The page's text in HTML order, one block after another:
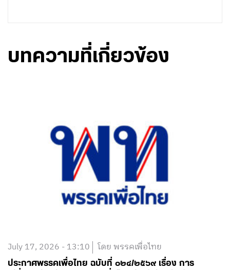
บทความที่เกี่ยวข้อง
July 17, 2026 - 13:10 โดย พรรคเพื่อไทย
ประกาศพรรคเพื่อไทย ฉบับที่ ๐๒๔/๒๕๖๙ เรื่อง การ